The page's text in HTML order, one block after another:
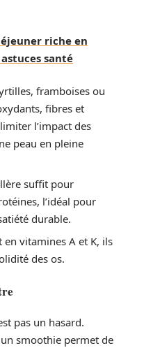
riche en
santé
framboises ou
fibres et
l’impact des
peau en pleine
suffit pour
l’idéal pour
durable.
en vitamines A et K, ils
des os.
pas un hasard.
smoothie permet de